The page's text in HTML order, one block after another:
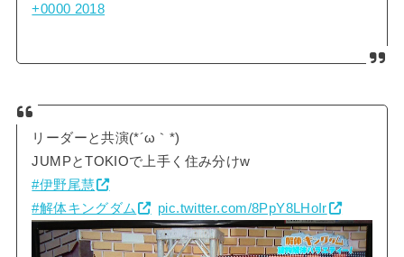
+0000 2018
リーダーと共演(*´ω｀*)
JUMPとTOKIOで上手く住み分けw
#伊野尾慧
#解体キングダム
pic.twitter.com/8PpY8LHoIr